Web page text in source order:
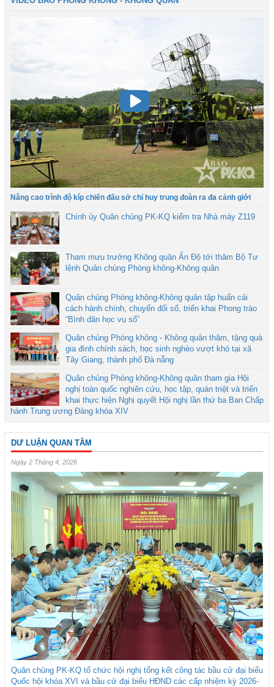
Nâng cao trình độ kíp chiến đấu sở chỉ huy trung đoàn ra đa cảnh giới
Chính ủy Quân chủng PK-KQ kiểm tra Nhà máy Z119
Tham mưu trưởng Không quân Ấn Độ tới thăm Bộ Tư
lệnh Quân chủng Phòng không-Không quân
Quân chủng Phòng không-Không quân tập huấn cải
cách hành chính, chuyển đổi số, triển khai Phong trào
“Bình dân học vụ số”
Quân chủng Phòng không - Không quân thăm, tặng quà
gia đình chính sách, học sinh nghèo vượt khó tại xã
Tây Giang, thành phố Đà nẵng
Quân chủng Phòng không-Không quân tham gia Hội
nghị toàn quốc nghiên cứu, học tập, quán triệt và triển
khai thực hiện Nghị quyết Hội nghị lần thứ ba Ban Chấp
hành Trung ương Đảng khóa XIV
DƯ LUẬN QUAN TÂM
Ngày 2 Tháng 4, 2026
Quân chủng PK-KQ tổ chức hội nghị tổng kết công tác bầu cử đại biểu
Quốc hội khóa XVI và bầu cử đại biểu HĐND các cấp nhiệm kỳ 2026-